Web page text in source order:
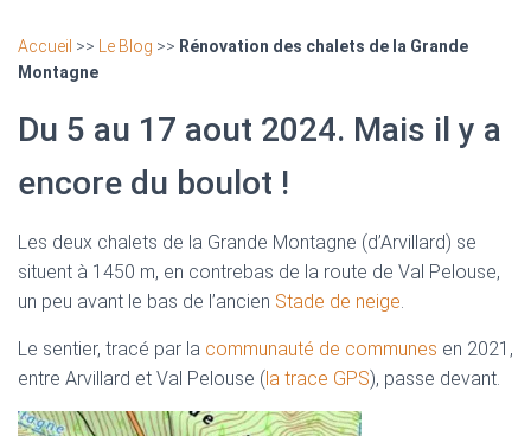
Accueil >> Le Blog >> Rénovation des chalets de la Grande
Montagne
Du 5 au 17 aout 2024. Mais il y a
encore du boulot !
Les deux chalets de la Grande Montagne (d’Arvillard) se
situent à 1450 m, en contrebas de la route de Val Pelouse,
un peu avant le bas de l’ancien Stade de neige.
Le sentier, tracé par la communauté de communes en 2021,
entre Arvillard et Val Pelouse (la trace GPS), passe devant.